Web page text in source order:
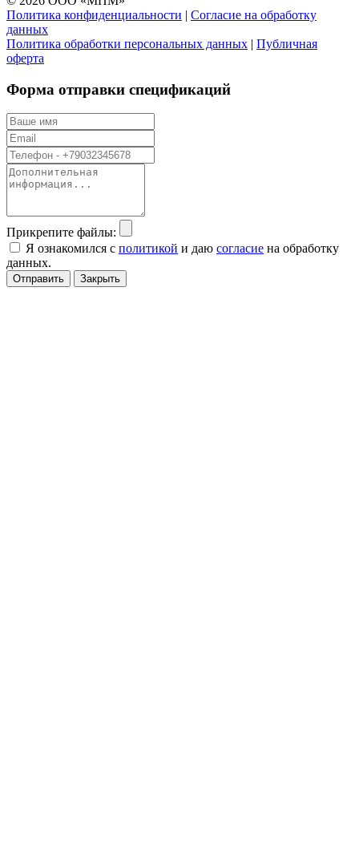
Политика конфиденциальности | Согласие на обработку
данных
Политика обработки персональных данных | Публичная
оферта
Форма отправки спецификаций
Прикрепите файлы:
Я ознакомился с политикой и даю согласие на обработку
данных.
Отправить Закрыть